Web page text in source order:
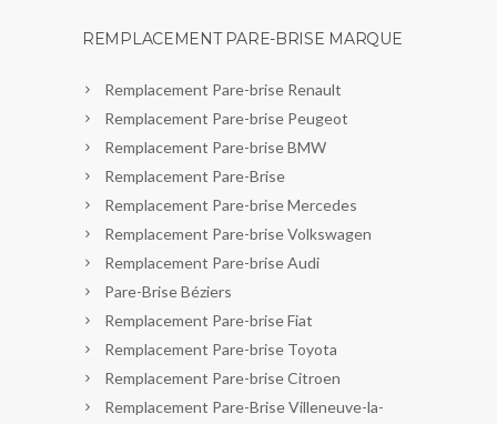
REMPLACEMENT PARE-BRISE MARQUE
Remplacement Pare-brise Renault
Remplacement Pare-brise Peugeot
Remplacement Pare-brise BMW
Remplacement Pare-Brise
Remplacement Pare-brise Mercedes
Remplacement Pare-brise Volkswagen
Remplacement Pare-brise Audi
Pare-Brise Béziers
Remplacement Pare-brise Fiat
Remplacement Pare-brise Toyota
Remplacement Pare-brise Citroen
Remplacement Pare-Brise Villeneuve-la-